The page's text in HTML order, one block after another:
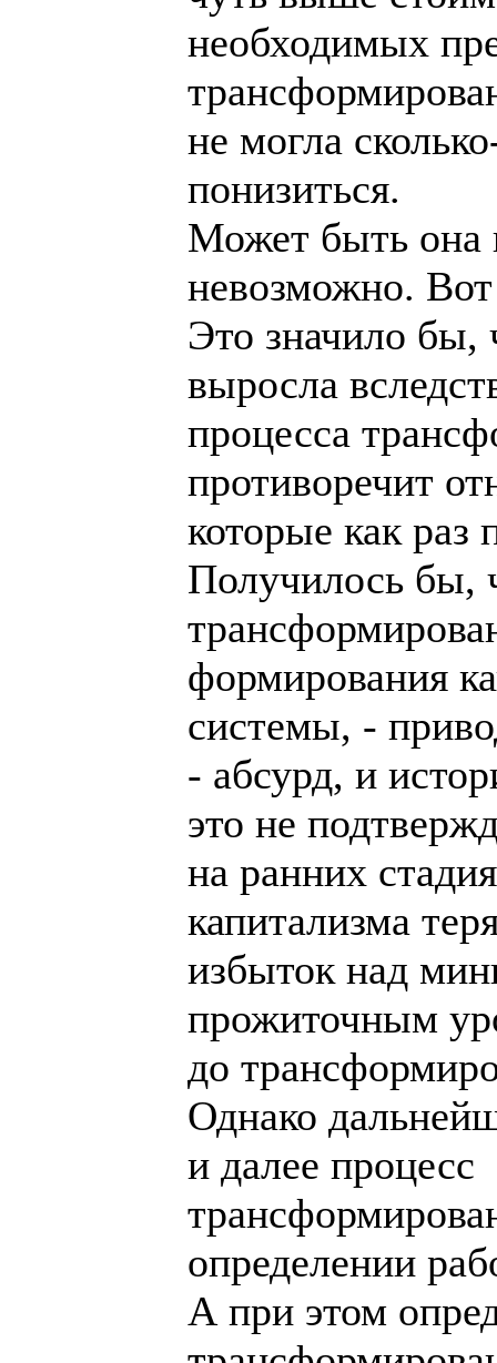
необходимых
не могла
понизиться.
Может быть она
невозможно.
Это значило бы,
выросла
процесса
противоречит
которые как раз
Получилось бы,
формирования
системы, -
- абсурд, и
это не
на ранних
капитализма
избыток над
прожиточным
до
Однако
и далее процесс
определении
А при этом